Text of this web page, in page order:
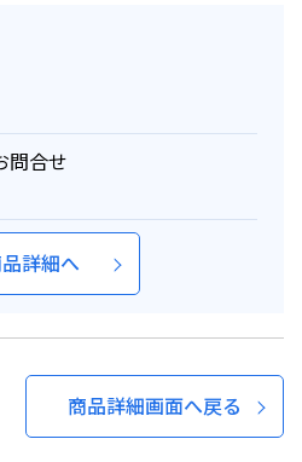
問合せ
詳細へ
商品詳細画面へ戻る